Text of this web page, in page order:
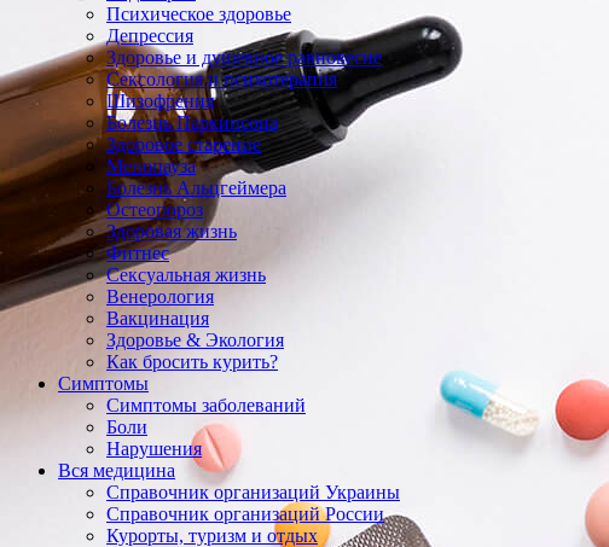
Психическое здоровье
Депрессия
Здоровье и душевное равновесие
Сексология и психотерапия
Шизофрения
Болезнь Паркинсона
Здоровое старение
Менопауза
Болезнь Альцгеймера
Остеопороз
Здоровая жизнь
Фитнес
Сексуальная жизнь
Венерология
Вакцинация
Здоровье & Экология
Как бросить курить?
Симптомы
Симптомы заболеваний
Боли
Нарушения
Вся медицина
Справочник организаций Украины
Справочник организаций России
Курорты, туризм и отдых